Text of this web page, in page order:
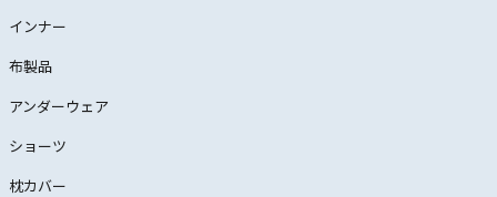
インナー
布製品
アンダーウェア
ショーツ
枕カバー